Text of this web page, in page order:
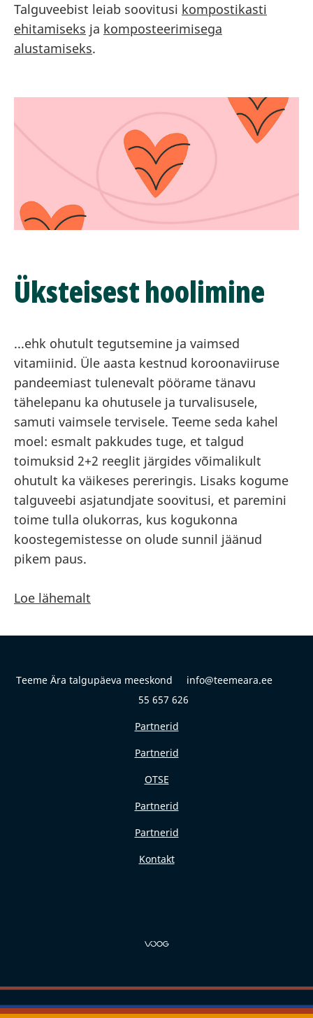
Talguveebist leiab soovitusi kompostikasti
ehitamiseks ja komposteerimisega
alustamiseks.
Üksteisest hoolimine
...ehk ohutult tegutsemine ja vaimsed
vitamiinid. Üle aasta kestnud koroonaviiruse
pandeemiast tulenevalt pöörame tänavu
tähelepanu ka ohutusele ja turvalisusele,
samuti vaimsele tervisele. Teeme seda kahel
moel: esmalt pakkudes tuge, et talgud
toimuksid 2+2 reeglit järgides võimalikult
ohutult ka väikeses pereringis. Lisaks kogume
talguveebi asjatundjate soovitusi, et paremini
toime tulla olukorras, kus kogukonna
koostegemistesse on olude sunnil jäänud
pikem paus.
Loe lähemalt
Teeme Ära talgupäeva meeskond info@teemeara.ee
55 657 626
Partnerid
Partnerid
OTSE
Partnerid
Partnerid
Kontakt